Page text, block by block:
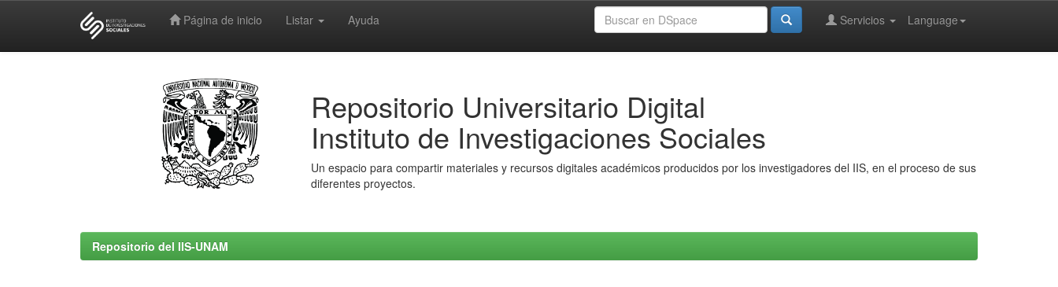
Página de inicio Listar Ayuda Language
Servicios
Repositorio Universitario Digital
Instituto de Investigaciones Sociales
Un espacio para compartir materiales y recursos digitales académicos producidos por los investigadores del IIS, en el proceso de sus
diferentes proyectos.
Repositorio del IIS-UNAM